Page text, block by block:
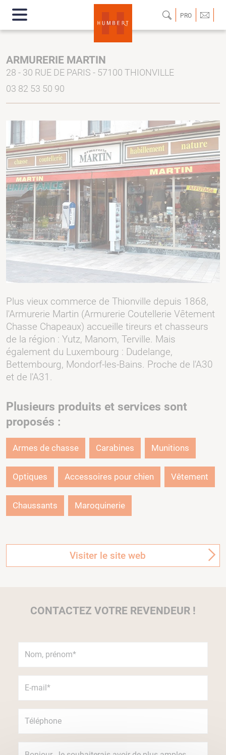
PRO
ARMURERIE MARTIN
28 - 30 RUE DE PARIS - 57100 THIONVILLE
03 82 53 50 90
Plus vieux commerce de Thionville depuis 1868,
l'Armurerie Martin (Armurerie Coutellerie Vêtement
Chasse Chapeaux) accueille tireurs et chasseurs
de la région : Yutz, Manom, Terville. Mais
également du Luxembourg : Dudelange,
Bettembourg, Mondorf-les-Bains. Proche de l'A30
et de l'A31.
Plusieurs produits et services sont
proposés :
Armes de chasse Carabines Munitions
Optiques Accessoires pour chien Vêtement
Chaussants Maroquinerie
Visiter le site web
CONTACTEZ VOTRE REVENDEUR !